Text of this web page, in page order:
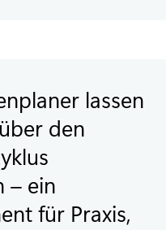
lassen
den
– ein
für Praxis,